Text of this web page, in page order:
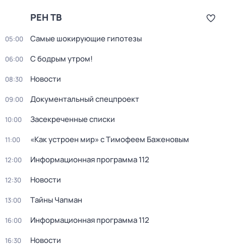
РЕН ТВ
05:00 Самые шoкиpующие гипотезы
06:00 С бодрым утром!
08:30 Новости
09:00 Документальный спецпроект
10:00 Зaceкрeченные списки
11:00 «Как устроен мир» с Тимофеем Баженовым
12:00 Информационная программа 112
12:30 Новости
13:00 Тaйны Чапман
16:00 Информационная программа 112
16:30 Новости